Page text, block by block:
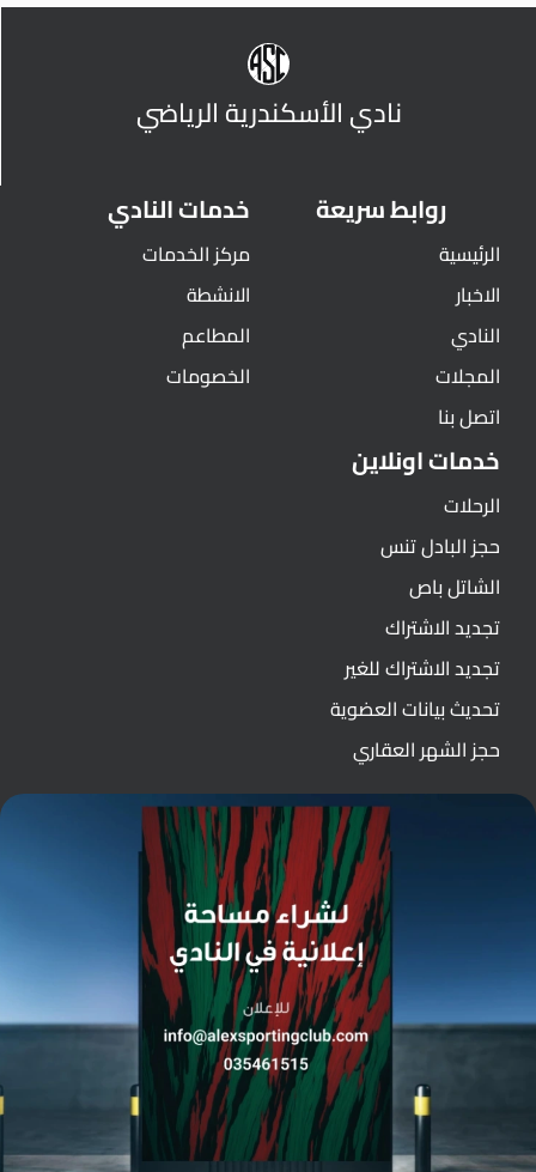
نادي الأسكندرية الرياضي
روابط سريعة
الرئيسية
الاخبار
النادي
المجلات
اتصل بنا
خدمات النادي
مركز الخدمات
الانشطة
المطاعم
الخصومات
خدمات اونلاين
الرحلات
حجز البادل تنس
الشاتل باص
تجديد الاشتراك
تجديد الاشتراك للغير
تحديث بيانات العضوية
حجز الشهر العقاري